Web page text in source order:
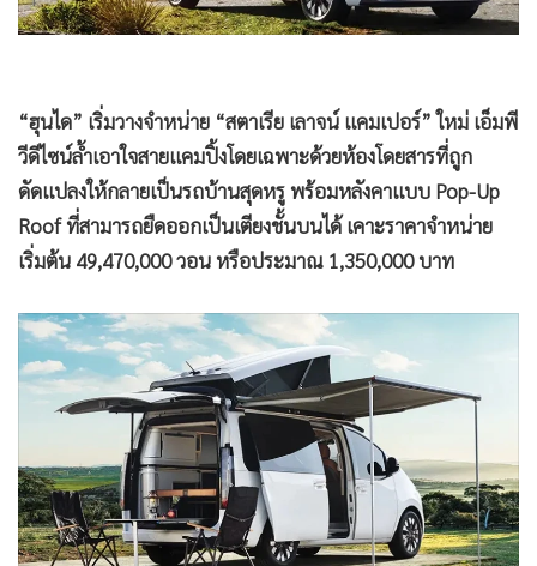
• กีฬา
เศรษฐกิจ-ธุรกิจ
• จีน
ชุมชน-คุณภาพชีวิต
• อาชญากรรม
• เกม
• วิทยาศาสตร์
SMEs
• อินโดจีน
• กองทุนรวม
• Celeb Online
“ฮุนได” เริ่มวางจำหน่าย “สตาเรีย เลาจน์ แคมเปอร์” ใหม่ เอ็มพี
วีดีไซน์ล้ำเอาใจสายแคมปิ้งโดยเฉพาะด้วยห้องโดยสารที่ถูก
ดัดแปลงให้กลายเป็นรถบ้านสุดหรู พร้อมหลังคาแบบ Pop-Up
Roof ที่สามารถยืดออกเป็นเตียงชั้นบนได้ เคาะราคาจำหน่าย
เริ่มต้น 49,470,000 วอน หรือประมาณ 1,350,000 บาท